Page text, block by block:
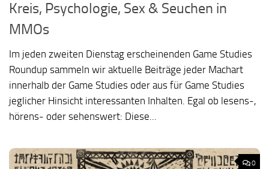
Kreis, Psychologie, Sex & Seuchen in
MMOs
Im jeden zweiten Dienstag erscheinenden Game Studies
Roundup sammeln wir aktuelle Beiträge jeder Machart
innerhalb der Game Studies oder aus für Game Studies
jeglicher Hinsicht interessanten Inhalten. Egal ob lesens-,
hörens- oder sehenswert: Diese...
0